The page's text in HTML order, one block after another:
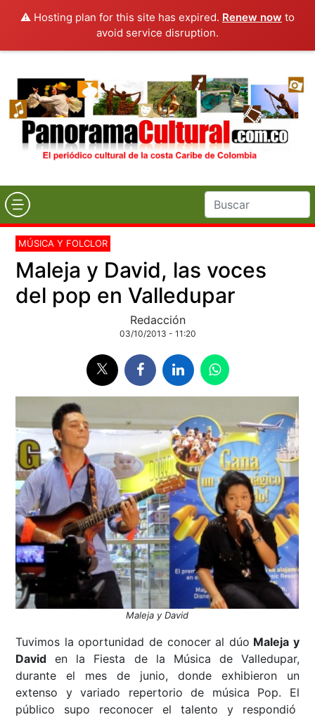
⚠️ Hosting plan for this site has expired. Renew now to
avoid service disruption.
MÚSICA Y FOLCLOR
Maleja y David, las voces
del pop en Valledupar
Redacción
03/10/2013 - 11:20
Maleja y David
Tuvimos la oportunidad de conocer al dúo Maleja y
David en la Fiesta de la Música de Valledupar,
durante el mes de junio, donde exhibieron un
extenso y variado repertorio de música Pop. El
público supo reconocer el talento y respondió